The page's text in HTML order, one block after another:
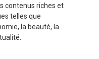
contenus riches et
telles que
la beauté, la